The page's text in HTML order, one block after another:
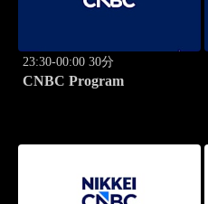
23:30-00:00 30分
CNBC Program